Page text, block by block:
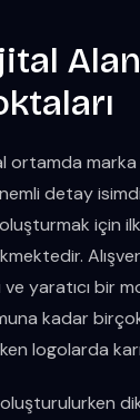
ortamda
detay
için
ve yaratıcı bir
kadar
logolarda